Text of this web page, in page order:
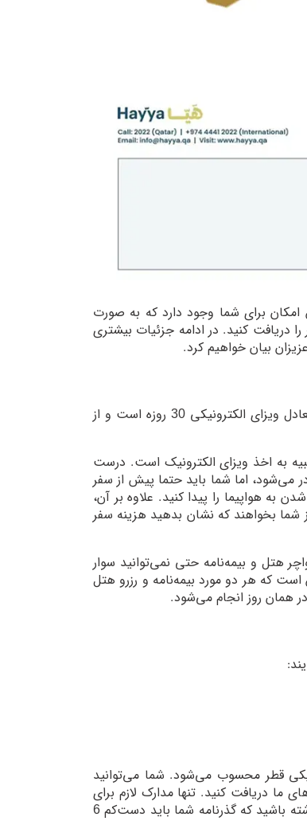
برای شما وجود دارد که به صورت
دریافت کنید. در ادامه جزئیات بیشتری
بیان خواهیم کرد.
بله، سفر به قطر ویزا می‌خواهد. راحت‌ترین راه آن، دریافت هایا کارت قطر است که معادل ویزای الکترونیکی 30 روزه است و از
به اخذ ویزای الکترونیک است. درست
می‌شود، اما شما باید حتما پیش از سفر
به هواپیما را پیدا کنید. علاوه بر آن،
است از شما بخواهند که نشان بدهید هزینه سفر
هتل و بیمه‌نامه حتی نمی‌توانید سوار
که هر دو مورد بیمه‌نامه و رزرو هتل
همان روز انجام می‌شود.
قطر محسوب می‌شود. شما می‌توانید
ما دریافت کنید. تنها مدارک لازم برای
درخواست هایا کارت یا حیا کارت، اسکن پاسپورت و اسکن عکس چهره است. توجه داشته باشید که گذرنامه شما باید دست‌کم 6